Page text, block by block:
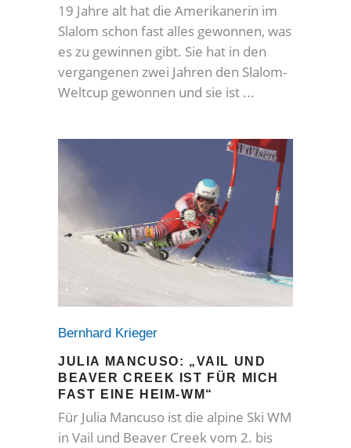
19 Jahre alt hat die Amerikanerin im
Slalom schon fast alles gewonnen, was
es zu gewinnen gibt. Sie hat in den
vergangenen zwei Jahren den Slalom-
Weltcup gewonnen und sie ist
Bernhard Krieger
JULIA MANCUSO: „VAIL UND
BEAVER CREEK IST FÜR MICH
FAST EINE HEIM-WM“
Für Julia Mancuso ist die alpine Ski WM
in Vail und Beaver Creek vom 2. bis